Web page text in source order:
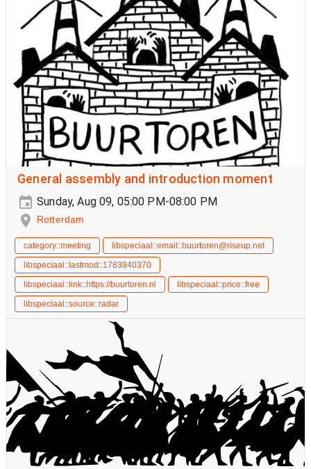
General assembly and introduction moment
Sunday, Aug 09, 05:00 PM-08:00 PM
Rotterdam
category::meeting
libspeciaal::email::buurtoren@riseup.net
libspeciaal::lastmod::1783940370
libspeciaal::link::https://buurtoren.nl
libspeciaal::price::free
libspeciaal::source::radar